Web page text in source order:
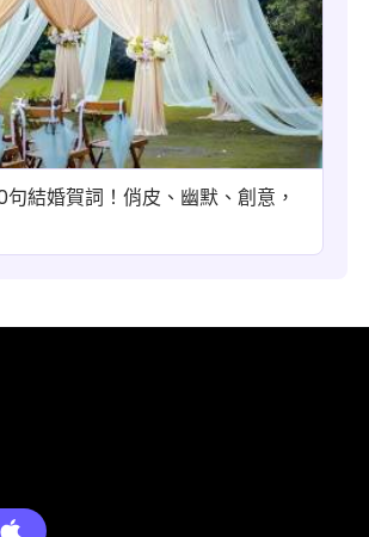
結婚賀詞！俏皮、幽默、創意，